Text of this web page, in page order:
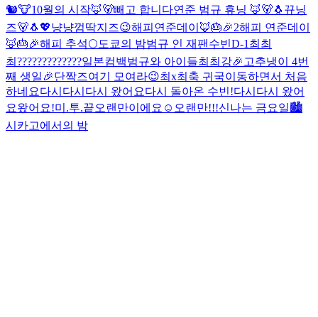
🐿🐮10월의 시작🦊🐻빼고 합니다연준 범규 휴닝 🦊🐻🐧 뀨닝
즈🐻🐧💖냥냥껌딱지즈😉해피연준데이🦊🎂🎉2해피 연준데이
🦊🎂🎉해피 추석🌕도쿄의 밤범규 인 재팬 수빈D-1 최최
최 ?????????????일본컴백범규와 아이들최최강🎉고추냉이 4번
째 생일🎉단짝즈여기 모여라😉최x최 축 귀국이동하면서 처음
하네요다시다시다시 왔어요다시 돌아온 수빈!다시다시 왔어
요왔어요!미.투.끝오랜만이에요☺️ 오랜만!!!신나는 금요일🏙
시카고에서의 밤